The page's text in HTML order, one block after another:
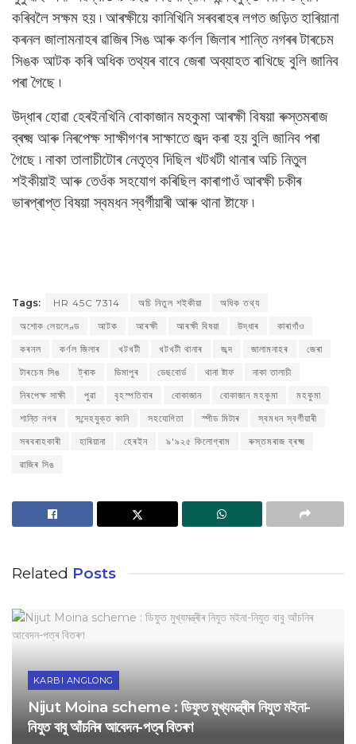
কৰিবলৈ সক্ষম হয় ৷ আৰক্ষীয়ে কানিখিনি সৰবৰাহৰ লগত জড়িত হাৰিয়ানা
কৰনল জালামনাহৰ ৱাজিৰ সিঙ আৰু কৰ্ণল জিলাৰ শান্তি নগৰৰ টাৰচেম
সিঙক আটক কৰি অধিক তথ্যৰ বাবে জেৰা অব্যাহত ৰাখিছে বুলি জানিব
পৰা গৈছে ৷
উদ্ধাৰ হোৱা হেৰইনখিনি বোকাজান মহকুমা আৰক্ষী বিষয়া ৰুস্তমৰাজ
ব্ৰক্ষ্ম আৰু নিৰপেক্ষ সাক্ষীগণৰ সাক্ষাতে জব্দ কৰা হয় বুলি জানিব পৰা
গৈছে ৷ নাকা তালাচীটোৰ নেতৃত্ব দিছিল খটখটী থানাৰ অচি নিতুল
শইকীয়াই আৰু তেওঁক সহযোগ কৰিছিল কাৰাগাওঁ আৰক্ষী চকীৰ
ভাৰপ্ৰাপ্ত বিষয়া স্বমধন স্বৰ্গীয়াৰী আৰু থানা ষ্টাফে ৷
Tags: HR 45C 7314 অচি নিতুল শইকীয়া
অধিক তথ্য
অশোক লেয়লেণ্ড
আটক আৰক্ষী আৰক্ষী বিষয়া উদ্ধাৰ
কাৰাগাঁও
কৰনল
কৰ্ণল জিলাৰ খটখটী খটখটী থানাৰ জব্দ জালামনাহৰ
জেৰা
টাৰচেম সিঙ
ট্ৰাক ডিমাপুৰ ডেছবোর্ড থানা ষ্টাফ
নাকা তালাচী
নিৰপেক্ষ সাক্ষী
পুৱা বৃহস্পতিবাৰ বোকাজান বোকাজান মহকুমা
মহকুমা
শান্তি নগৰ
সন্দেহযুক্ত কানি সহযোগিতা স্পীড মিটাৰ
স্বমধন স্বৰ্গীয়াৰী
সৰবৰাহকাৰী
হাৰিয়ানা হেৰইন ৯'৯২৫ কিলোগ্ৰাম
ৰুস্তমৰাজ ব্ৰক্ষ্ম
ৱাজিৰ সিঙ
Related Posts
KARBI ANGLONG
Nijut Moina scheme : ডিফুত মুখ্যমন্ত্ৰীৰ নিযুত মইনা-
নিযুত বাবু আঁচনিৰ আবেদন-পত্ৰ বিতৰণ